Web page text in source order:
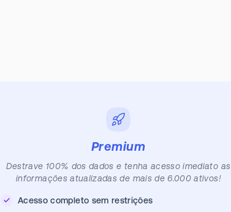
Premium
Destrave 100% dos dados e tenha acesso imediato as
informações atualizadas de mais de 6.000 ativos!
Acesso completo sem restrições